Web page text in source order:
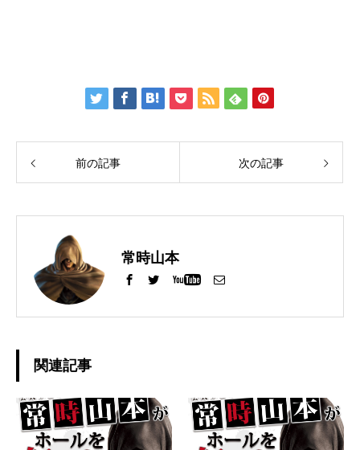
前の記事 次の記事
常時山本
関連記事